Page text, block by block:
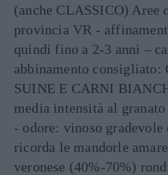
(anche CLASSICO) Aree
provincia VR -
quindi fino a 2-3 anni –
abbinamento
SUINE E CARNI
media intensità al
- odore: vinoso
ricorda le mandorle
veronese (40%-70%)